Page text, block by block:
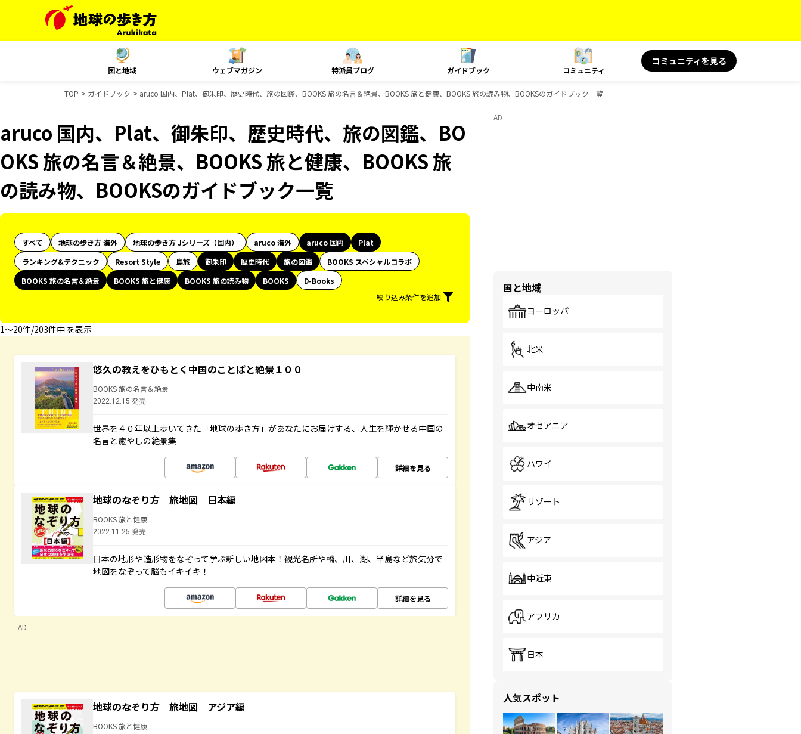
国と地域 ウェブマガジン 特派員ブログ ガイドブック コミュニティ
コミュニティを見る
TOP ガイドブック aruco 国内、Plat、御朱印、歴史時代、旅の図鑑、BOOKS 旅の名言＆絶景、BOOKS 旅と健康、BOOKS 旅の読み物、BOOKSのガイドブック一覧
aruco 国内、Plat、御朱印、歴史時代、旅の図鑑、BO
OKS 旅の名言＆絶景、BOOKS 旅と健康、BOOKS 旅
の読み物、BOOKSのガイドブック一覧
すべて 地球の歩き方 海外 地球の歩き方 Jシリーズ（国内） aruco 海外 aruco 国内
Plat
ランキング&テクニック
Resort Style 島旅 御朱印 歴史時代 旅の図鑑
BOOKS スペシャルコラボ
BOOKS 旅の名言＆絶景
BOOKS 旅と健康 BOOKS 旅の読み物 BOOKS
D-Books
絞り込み条件を追加
1〜20件/203件中 を表示
悠久の教えをひもとく中国のことばと絶景１００
BOOKS 旅の名言＆絶景
2022.12.15 発売
世界を４０年以上歩いてきた「地球の歩き方」があなたにお届けする、人生を輝かせる中国の
名言と癒やしの絶景集
詳細を見る
地球のなぞり方 旅地図 日本編
BOOKS 旅と健康
2022.11.25 発売
日本の地形や造形物をなぞって学ぶ新しい地図本！観光名所や橋、川、湖、半島など旅気分で
地図をなぞって脳もイキイキ！
詳細を見る
AD
地球のなぞり方 旅地図 アジア編
BOOKS 旅と健康
AD
国と地域
ヨーロッパ
北米
中南米
オセアニア
ハワイ
リゾート
アジア
中近東
アフリカ
日本
人気スポット